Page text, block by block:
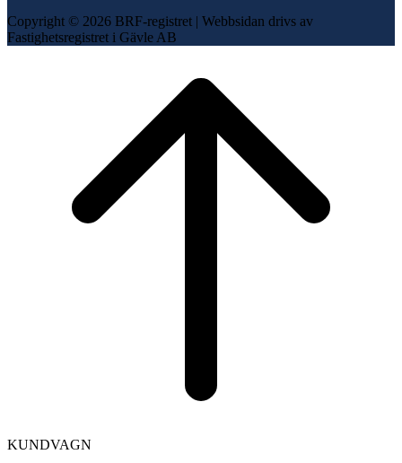
Copyright © 2026 BRF-registret | Webbsidan drivs av
Fastighetsregistret i Gävle AB
KUNDVAGN